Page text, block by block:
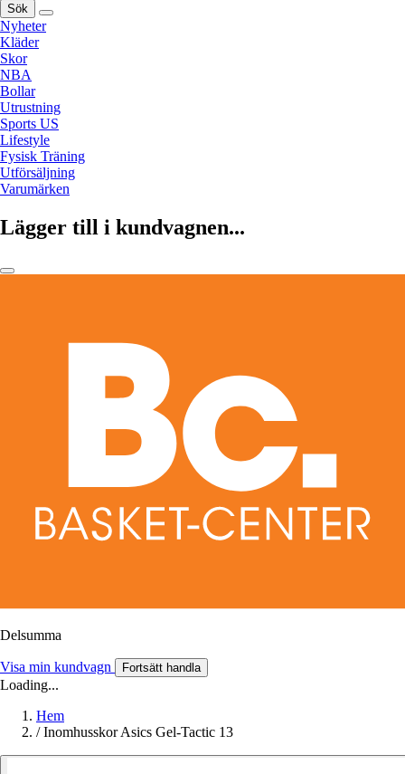
Sök
Nyheter
Kläder
Skor
NBA
Bollar
Utrustning
Sports US
Lifestyle
Fysisk Träning
Utförsäljning
Varumärken
Lägger till i kundvagnen...
Delsumma
Visa min kundvagn Fortsätt handla
Loading...
Hem
/ Inomhusskor Asics Gel-Tactic 13